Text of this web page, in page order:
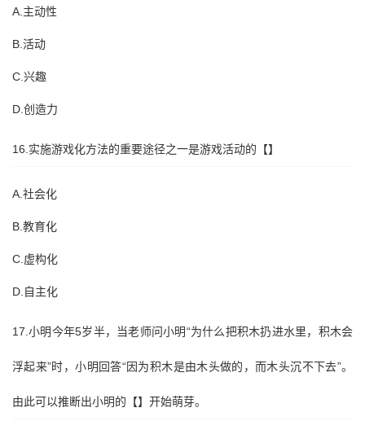
A.主动性
B.活动
C.兴趣
D.创造力
16.实施游戏化方法的重要途径之一是游戏活动的【】
A.社会化
B.教育化
C.虚构化
D.自主化
17.小明今年5岁半，当老师问小明“为什么把积木扔进水里，积木会
浮起来”时，小明回答“因为积木是由木头做的，而木头沉不下去”。
由此可以推断出小明的【】开始萌芽。